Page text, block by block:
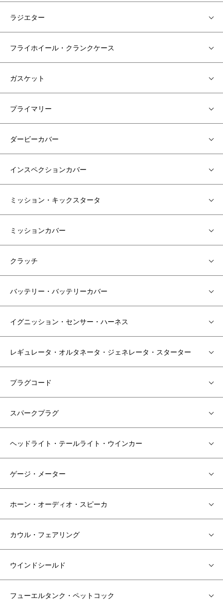
ラジエター
フライホイール・クランクケース
ガスケット
プライマリー
ダービーカバー
インスペクションカバー
ミッション・キックスタータ
ミッションカバー
クラッチ
バッテリー・バッテリーカバー
イグニッション・センサー・ハーネス
レギュレータ・オルタネータ・ジェネレータ・スターター
プラグコード
スパークプラグ
ヘッドライト・テールライト・ウインカー
ゲージ・メーター
ホーン・オーディオ・スピーカ
カウル・フェアリング
ウインドシールド
フューエルタンク・ペットコック